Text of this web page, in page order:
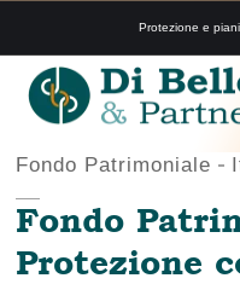
Protezione e
Fondo Patrimoniale
Fondo
Protezione